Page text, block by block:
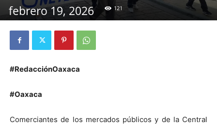
febrero 19, 2026 121
#RedacciónOaxaca
#Oaxaca
Comerciantes de los mercados públicos y de la Central